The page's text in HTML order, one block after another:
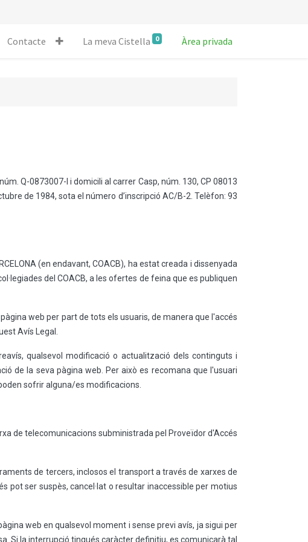
Contacte La meva Cistella 0 Àrea privada
Q-0873007-I i domicili al carrer Casp, núm. 130, CP 08013
de 1984, sota el número d’inscripció AC/B-2. Telèfon: 93
(en endavant, COACB), ha estat creada i dissenyada
del COACB, a les ofertes de feina que es publiquen
web per part de tots els usuaris, de manera que l'accés
Avís Legal.
qualsevol modificació o actualització dels continguts i
de la seva pàgina web. Per això es recomana que l'usuari
sofrir alguna/es modificacions.
de telecomunicacions subministrada pel Proveïdor d'Accés
de tercers, inclosos el transport a través de xarxes de
pot ser suspès, cancel·lat o resultar inaccessible per motius
web en qualsevol moment i sense previ avís, ja sigui per
Si la interrupció tingués caràcter definitiu, es comunicarà tal